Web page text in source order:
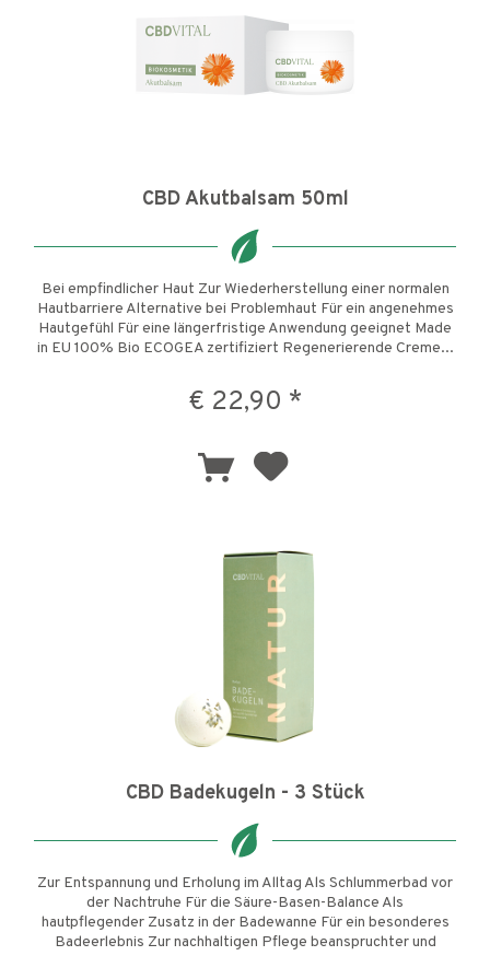
CBD Akutbalsam 50ml
Bei empfindlicher Haut Zur Wiederherstellung einer normalen
Hautbarriere Alternative bei Problemhaut Für ein angenehmes
Hautgefühl Für eine längerfristige Anwendung geeignet Made
in EU 100% Bio ECOGEA zertifiziert Regenerierende Creme...
€ 22,90 *
CBD Badekugeln - 3 Stück
Zur Entspannung und Erholung im Alltag Als Schlummerbad vor
der Nachtruhe Für die Säure-Basen-Balance Als
hautpflegender Zusatz in der Badewanne Für ein besonderes
Badeerlebnis Zur nachhaltigen Pflege beanspruchter und